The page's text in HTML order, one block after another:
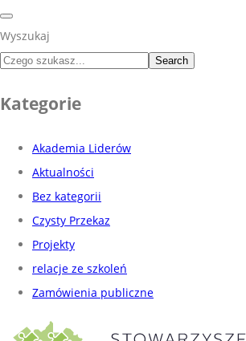
Wyszukaj
Search
Kategorie
Akademia Liderów
Aktualności
Bez kategorii
Czysty Przekaz
Projekty
relacje ze szkoleń
Zamówienia publiczne